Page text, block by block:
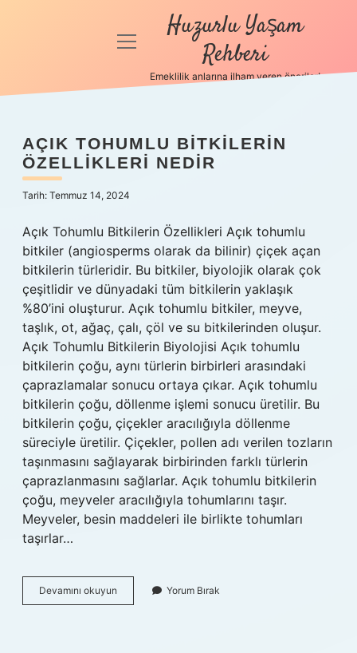
Anasayfa
Politikası
Yasal Uyarı
menüyü
Huzurlu Yaşam
Rehberi
Emeklilik anlarına ilham veren öneriler!
HUZURLU
YAŞAM
REHBERI
YAZILAR
AÇIK TOHUMLU BITKILERIN
ÖZELLIKLERI NEDIR
Tarih: Temmuz 14, 2024
Açık Tohumlu Bitkilerin Özellikleri Açık tohumlu
bitkiler (angiosperms olarak da bilinir) çiçek açan
bitkilerin türleridir. Bu bitkiler, biyolojik olarak çok
çeşitlidir ve dünyadaki tüm bitkilerin yaklaşık
%80’ini oluşturur. Açık tohumlu bitkiler, meyve,
taşlık, ot, ağaç, çalı, çöl ve su bitkilerinden oluşur.
Açık Tohumlu Bitkilerin Biyolojisi Açık tohumlu
bitkilerin çoğu, aynı türlerin birbirleri arasındaki
çaprazlamalar sonucu ortaya çıkar. Açık tohumlu
bitkilerin çoğu, döllenme işlemi sonucu üretilir. Bu
bitkilerin çoğu, çiçekler aracılığıyla döllenme
süreciyle üretilir. Çiçekler, pollen adı verilen tozların
taşınmasını sağlayarak birbirinden farklı türlerin
çaprazlanmasını sağlarlar. Açık tohumlu bitkilerin
çoğu, meyveler aracılığıyla tohumlarını taşır.
Meyveler, besin maddeleri ile birlikte tohumları
taşırlar…
Devamını okuyun
tohumlu
Yorum Bırak